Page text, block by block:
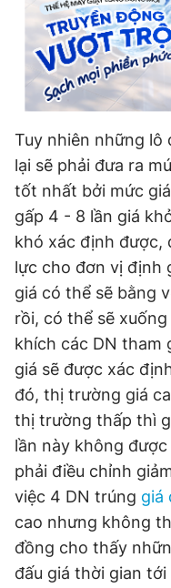
Tuy nhiên những lô
lại sẽ phải đưa ra
tốt nhất bởi mức
gấp 4 - 8 lần giá
khó xác định được,
lực cho đơn vị định
giá có thể sẽ bằng
rồi, có thể sẽ
khích các DN tham
giá sẽ được xác
đó, thị trường giá
thị trường thấp thì
lần này không
phải điều chỉnh
việc 4 DN trúng giá
cao nhưng không
đồng cho thấy
đấu giá thời gian